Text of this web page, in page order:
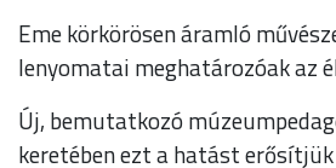
Eme körkörösen áramló
lenyomatai meghatározóak az
Új, bemutatkozó
keretében ezt a hatást